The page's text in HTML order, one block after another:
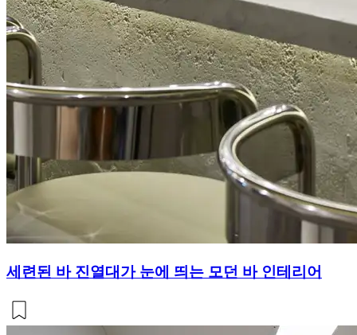
세련된 바 진열대가 눈에 띄는 모던 바 인테리어